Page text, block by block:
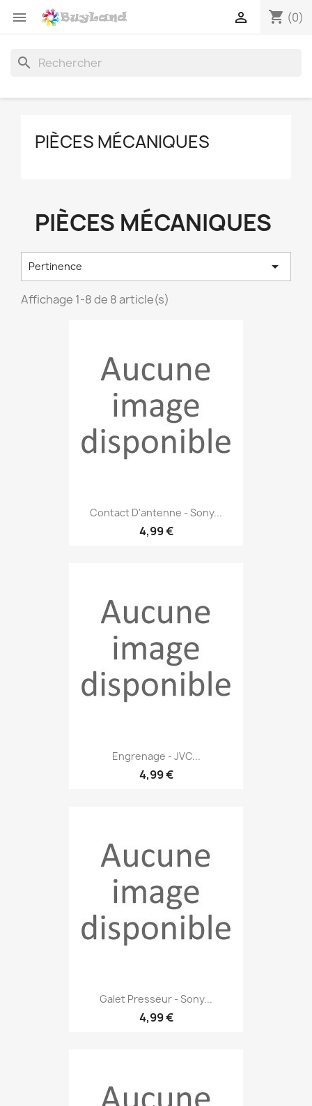
 shopping_cart (0)

search
PIÈCES MÉCANIQUES
PIÈCES MÉCANIQUES
Pertinence 
Affichage 1-8 de 8 article(s)
Contact D'antenne - Sony...
4,99 €
Engrenage - JVC...
4,99 €
Galet Presseur - Sony...
4,99 €